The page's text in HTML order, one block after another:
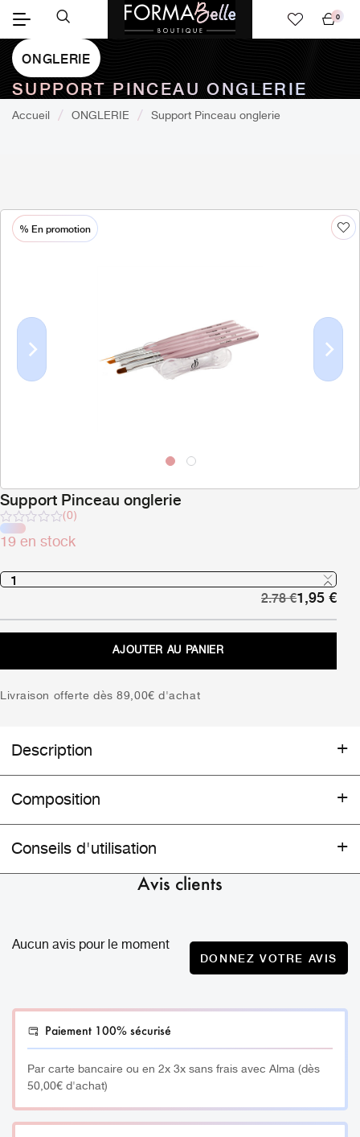
panier
0
ONGLERIE
SUPPORT PINCEAU ONGLERIE
Accueil ONGLERIE Support Pinceau onglerie
% En promotion
Previous Next
Support Pinceau onglerie
Note
sur
(0)
19 en stock
2.78€Le
prix
initial
2,78 €.
1,95€Le
prix
AJOUTER AU PANIER
Livraison offerte dès 89,00€ d'achat
Description
Installée à Paris, Marseille depuis les années 1990.
L’histoire de Beautynails est marquée par une continuité
savoir faire, la qualité et la féminité.
_________
Le support pinceau en onglerie
indispensable pour tout professionnel ou amateur de nail
art souhaitant améliorer son organisation, préserver ses
Composition
Parfait pour intégrer votre poste de travail et réaliser
toutes vos prestations en onglerie.
Conseils d'utilisation
Retrouvez toutes nos Formations en Onglerie disponibles
Avis clients
Aucun avis pour le moment
DONNEZ VOTRE AVIS
Paiement 100% sécurisé
Par carte bancaire ou en 2x 3x sans frais avec Alma (dès
50,00€ d'achat)